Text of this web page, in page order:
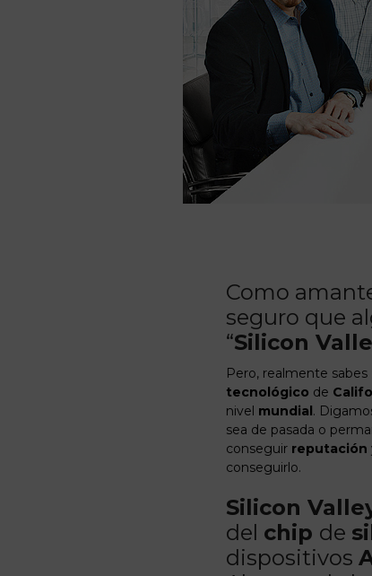
Como
seguro que
“Silicon
Pero, realmente sabes
tecnológico de
nivel mundial.
sea de pasada o
conseguir reputación
conseguirlo.
Silicon
del chip de
dispositivos